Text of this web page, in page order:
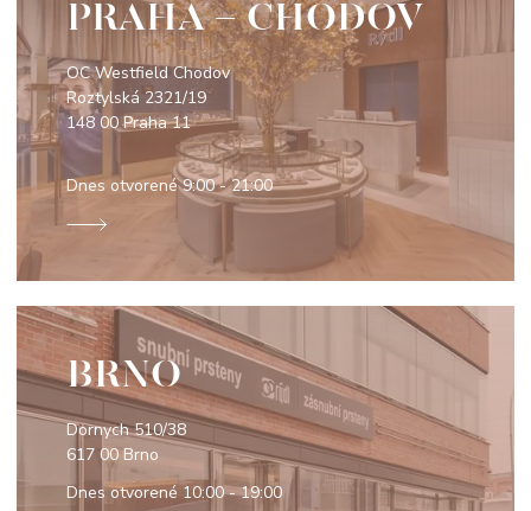
PRAHA - CHODOV
OC Westfield Chodov
Roztylská 2321/19
148 00 Praha 11
Dnes otvorené9:00 - 21:00
BRNO
Dornych 510/38
617 00 Brno
Dnes otvorené10:00 - 19:00